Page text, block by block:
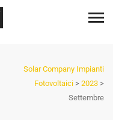
Solar Company Impianti
Fotovoltaici > 2023 >
Settembre